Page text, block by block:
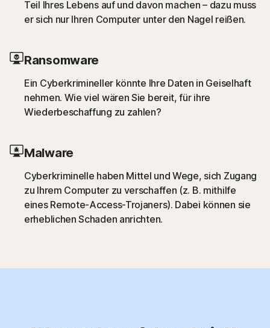
Teil Ihres Lebens auf und davon machen – dazu muss
er sich nur Ihren Computer unter den Nagel reißen.
Ransomware
Ein Cyberkrimineller könnte Ihre Daten in Geiselhaft
nehmen. Wie viel wären Sie bereit, für ihre
Wiederbeschaffung zu zahlen?
Malware
Cyberkriminelle haben Mittel und Wege, sich Zugang
zu Ihrem Computer zu verschaffen (z. B. mithilfe
eines Remote-Access-Trojaners). Dabei können sie
erheblichen Schaden anrichten.